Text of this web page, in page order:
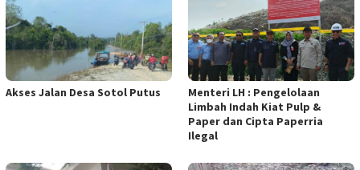
Akses Jalan Desa Sotol Putus
Menteri LH : Pengelolaan
Limbah Indah Kiat Pulp &
Paper dan Cipta Paperria
Ilegal